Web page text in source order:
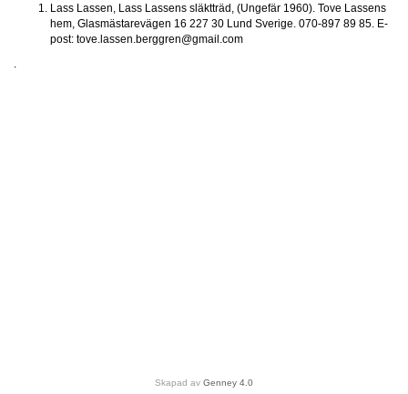
Lass Lassen, Lass Lassens släktträd, (Ungefär 1960). Tove Lassens
hem, Glasmästarevägen 16 227 30 Lund Sverige. 070-897 89 85. E-
post: tove.lassen.berggren@gmail.com
.
Skapad av Genney 4.0